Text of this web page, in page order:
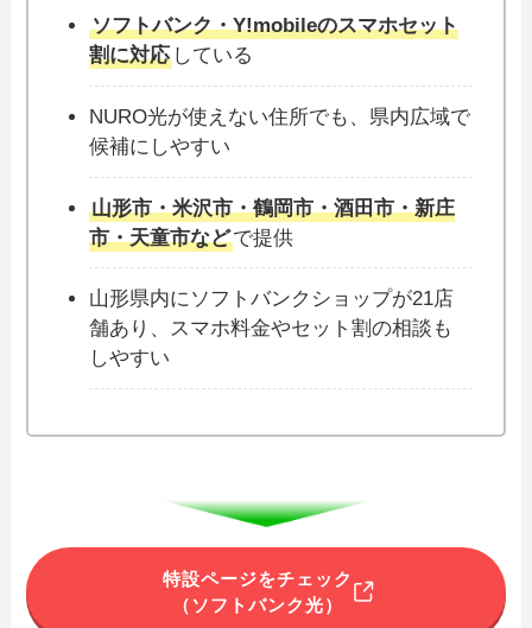
ソフトバンク・Y!mobileのスマホセット
割に対応 している
NURO光が使えない住所でも、県内広域で
候補にしやすい
山形市・米沢市・鶴岡市・酒田市・新庄
市・天童市などで提供
山形県内にソフトバンクショップが21店
舗あり、スマホ料金やセット割の相談も
しやすい
特設ページをチェック
（ソフトバンク光）